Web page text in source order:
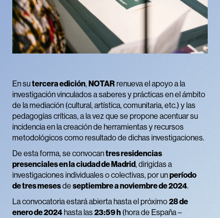
En sutercera edición, NOTARrenueva el apoyo a la
investigación vinculados a saberes y prácticas en el ámbito
de la mediación (cultural, artística, comunitaria, etc.) y las
pedagogías críticas, a la vez que se propone acentuar su
incidencia en la creación de herramientas y recursos
metodológicos como resultado de dichas investigaciones.
De esta forma, se convocantres residencias
presenciales en la ciudad de Madrid, dirigidas a
investigaciones individuales o colectivas, por unperíodo
detres mesesde septiembre a noviembre de 2024.
La convocatoria estará abierta hasta el próximo28 de
enero de 2024 hasta las23:59 h (hora de España –